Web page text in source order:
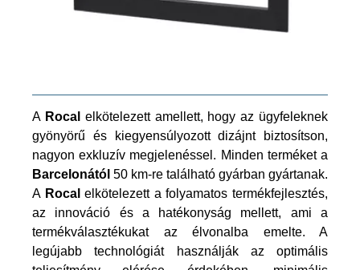
A Rocal elkötelezett amellett, hogy az ügyfeleknek
gyönyörű és kiegyensúlyozott dizájnt biztosítson,
nagyon exkluzív megjelenéssel. Minden terméket a
Barcelonától 50 km-re található gyárban gyártanak.
A Rocal elkötelezett a folyamatos termékfejlesztés,
az innováció és a hatékonyság mellett, ami a
termékválasztékukat az élvonalba emelte. A
legújabb technológiát használják az optimális